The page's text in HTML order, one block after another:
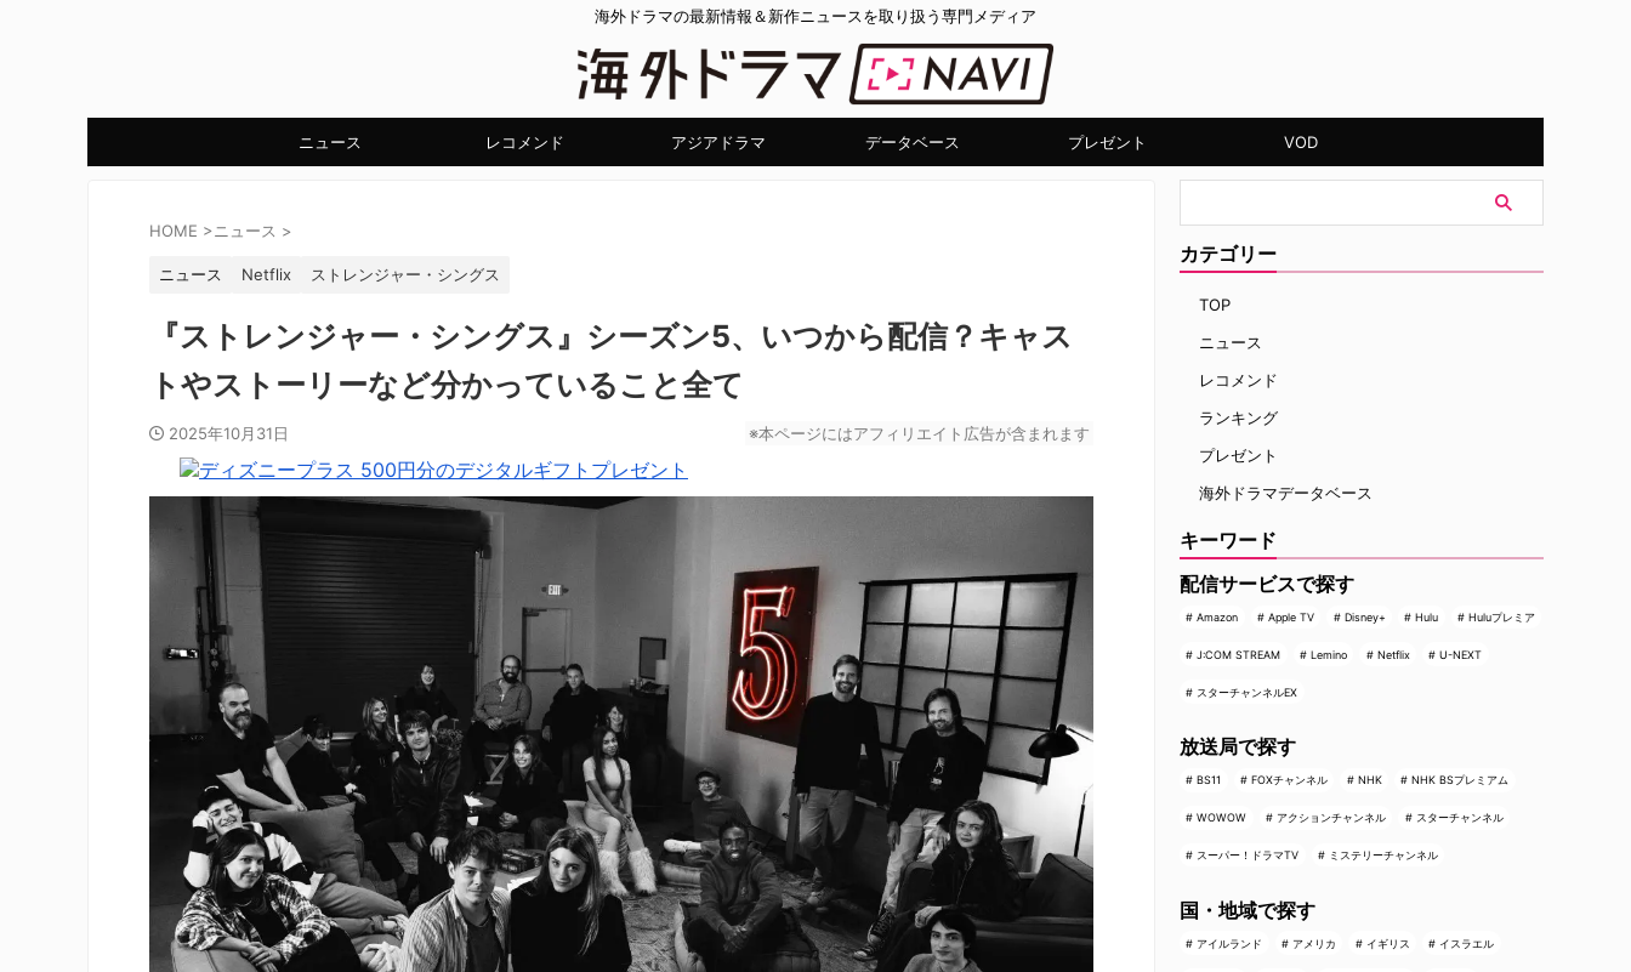
海外ドラマの最新情報＆新作ニュースを取り扱う専門メディア
ニュース レコメンド アジアドラマ データベース プレゼント VOD
HOME >ニュース >
ニュース Netflix ストレンジャー・シングス
『ストレンジャー・シングス』シーズン5、いつから配信？キャス
トやストーリーなど分かっていること全て
2025年10月31日 ※本ページにはアフィリエイト広告が含まれます
カテゴリー
TOP
ニュース
レコメンド
ランキング
プレゼント
海外ドラマデータベース
キーワード
配信サービスで探す
Amazon Apple TV Disney+ Hulu Huluプレミア
J:COM STREAM Lemino Netflix U-NEXT
スターチャンネルEX
放送局で探す
BS11 FOXチャンネル NHK NHK BSプレミアム
WOWOW アクションチャンネル スターチャンネル
スーパー！ドラマTV ミステリーチャンネル
国・地域で探す
アイルランド アメリカ イギリス イスラエル